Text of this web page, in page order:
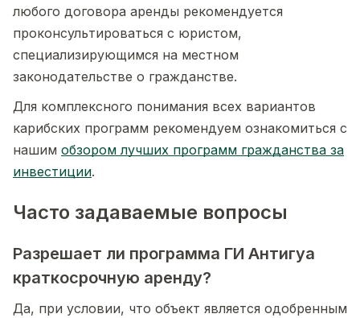
любого договора аренды рекомендуется
проконсультироваться с юристом,
специализирующимся на местном
законодательстве о гражданстве.
Для комплексного понимания всех вариантов
карибских программ рекомендуем ознакомиться с
нашим обзором лучших программ гражданства за
инвестиции.
Часто задаваемые вопросы
Разрешает ли программа ГИ Антигуа
краткосрочную аренду?
Да, при условии, что объект является одобренным